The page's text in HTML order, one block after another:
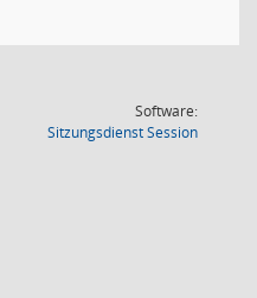
Software:
SitzungsdienstSession(Wird in